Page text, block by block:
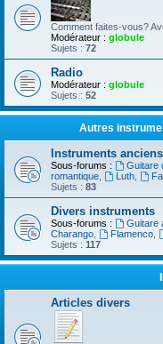
Comment faites-vous?
Modérateur : globule
Sujets : 72
Radio
Modérateur : globule
Sujets : 52
Autres
Instruments anciens
Sous-forums : Guitare
romantique
Luth,
Sujets : 83
Divers instruments
Sous-forums : Guitare
Charango
Flamenco,
Sujets : 117
Articles divers